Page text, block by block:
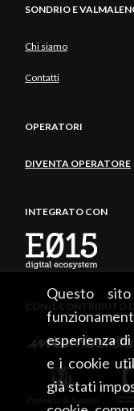
Questo
esperienza
e i cookie
già stati
SONDRIO E
Chi siamo
Contatti
OPERATORI
DIVENTA OPERATORE
INTEGRATO CON
CON IL CONTRIBUTO